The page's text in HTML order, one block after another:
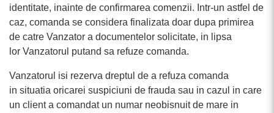
identitate, inainte de confirmarea comenzii. Intr-un astfel de
caz, comanda se considera finalizata doar dupa primirea
de catre Vanzator a documentelor solicitate, in lipsa
lor Vanzatorul putand sa refuze comanda.
Vanzatorul isi rezerva dreptul de a refuza comanda
in situatia oricarei suspiciuni de frauda sau in cazul in care
un client a comandat un numar neobisnuit de mare in